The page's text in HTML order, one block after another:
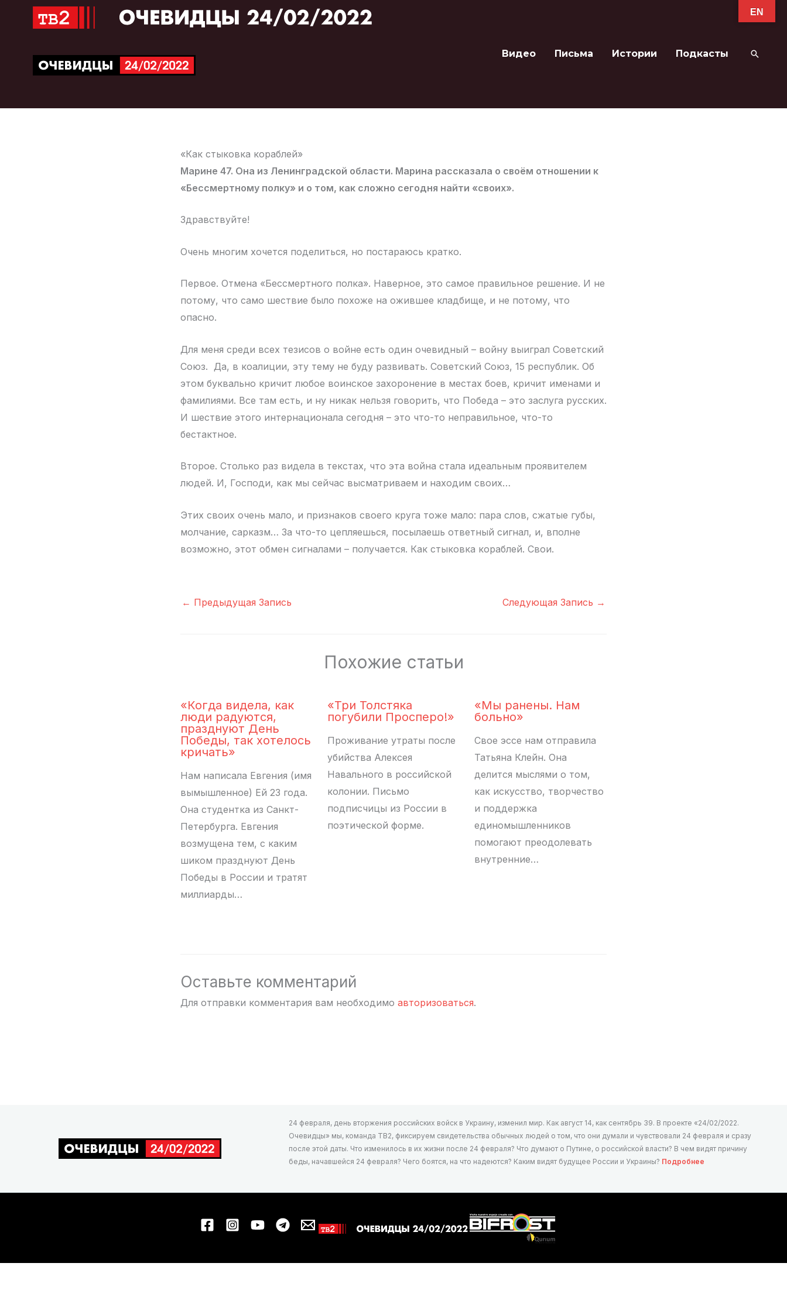
Перейти
Видео Письма Истории Подкасты Поиск
«Как стыковка кораблей»
Марине 47. Она из Ленинградской области. Марина рассказала о своём отношении к
«Бессмертному полку» и о том, как сложно сегодня найти «своих».
Здравствуйте!
Очень многим хочется поделиться, но постараюсь кратко.
Первое. Отмена «Бессмертного полка». Наверное, это самое правильное решение. И не
потому, что само шествие было похоже на ожившее кладбище, и не потому, что
опасно.
Для меня среди всех тезисов о войне есть один очевидный – войну выиграл Советский
Союз. Да, в коалиции, эту тему не буду развивать. Советский Союз, 15 республик. Об
этом буквально кричит любое воинское захоронение в местах боев, кричит именами и
фамилиями. Все там есть, и ну никак нельзя говорить, что Победа – это заслуга русских.
И шествие этого интернационала сегодня – это что-то неправильное, что-то
бестактное.
Второе. Столько раз видела в текстах, что эта война стала идеальным проявителем
людей. И, Господи, как мы сейчас высматриваем и находим своих…
Этих своих очень мало, и признаков своего круга тоже мало: пара слов, сжатые губы,
молчание, сарказм… За что-то цепляешься, посылаешь ответный сигнал, и, вполне
возможно, этот обмен сигналами – получается. Как стыковка кораблей. Свои.
← Предыдущая Запись Следующая Запись →
Похожие статьи
«Когда видела, как
люди радуются,
празднуют День
Победы, так хотелось
кричать»
Нам написала Евгения (имя
вымышленное) Ей 23 года.
Она студентка из Санкт-
Петербурга. Евгения
возмущена тем, с каким
шиком празднуют День
Победы в России и тратят
миллиарды…
«Три Толстяка
погубили Просперо!»
Проживание утраты после
убийства Алексея
Навального в российской
колонии. Письмо
подписчицы из России в
поэтической форме.
«Мы ранены. Нам
больно»
Свое эссе нам отправила
Татьяна Клейн. Она
делится мыслями о том,
как искусство, творчество
и поддержка
единомышленников
помогают преодолевать
внутренние…
Оставьте комментарий
Для отправки комментария вам необходимо авторизоваться.
24 февраля, день вторжения российских войск в Украину, изменил мир. Как август 14, как сентябрь 39. В проекте «24/02/2022.
Очевидцы» мы, команда ТВ2, фиксируем свидетельства обычных людей о том, что они думали и чувствовали 24 февраля и сразу
после этой даты. Что изменилось в их жизни после 24 февраля? Что думают о Путине, о российской власти? В чем видят причину
беды, начавшейся 24 февраля? Чего боятся, на что надеются? Каким видят будущее России и Украины? Подробнее
EN